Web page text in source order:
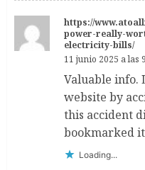
https://
power-really-
electricity-bills/
11 junio 2025 a las
Valuable info.
website by
this accident
bookmarked
Loading...